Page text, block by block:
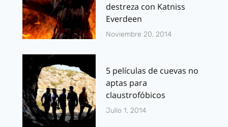
destreza con Katniss
Everdeen
Noviembre 20, 2014
5 películas de cuevas no
aptas para
claustrofóbicos
Julio 1, 2014